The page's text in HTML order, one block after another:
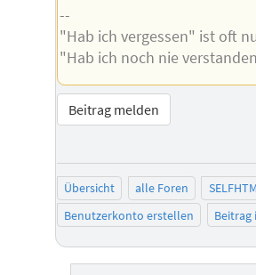
--
"Hab ich vergessen" ist oft
"Hab ich noch nie
Beitrag melden
Übersicht alle Foren
Benutzerkonto erstellen
Beitrag